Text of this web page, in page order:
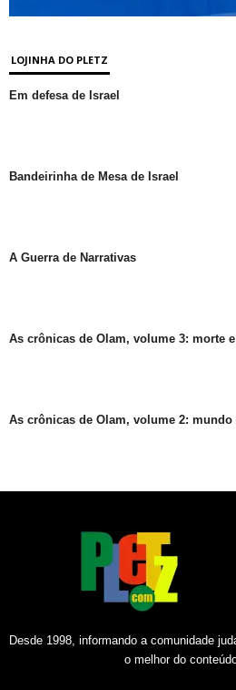
LOJINHA DO PLETZ
Em defesa de Israel
Bandeirinha de Mesa de Israel
A Guerra de Narrativas
As crônicas de Olam, volume 3: morte
As crônicas de Olam, volume 2:
Desde 1998, informando a comunidade
o melhor do